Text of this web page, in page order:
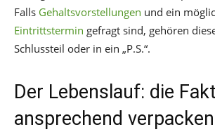
Falls Gehaltsvorstellungen und ein
Eintrittstermin gefragt sind, gehören
Schlussteil oder in ein „P.S.“.
Der Lebenslauf: die
ansprechend verpacken